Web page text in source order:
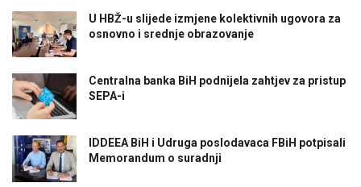
U HBŽ-u slijede izmjene kolektivnih ugovora za
osnovno i srednje obrazovanje
Centralna banka BiH podnijela zahtjev za pristup
SEPA-i
IDDEEA BiH i Udruga poslodavaca FBiH potpisali
Memorandum o suradnji